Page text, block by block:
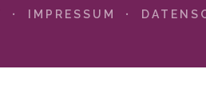
IMPRESSUM